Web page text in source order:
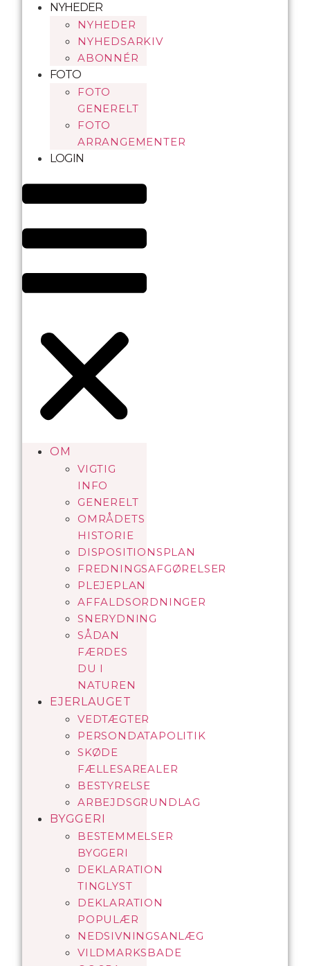
NYHEDER
NYHEDER
NYHEDSARKIV
ABONNÉR
FOTO
FOTO
GENERELT
FOTO
ARRANGEMENTER
LOGIN
OM
VIGTIG
INFO
GENERELT
OMRÅDETS
HISTORIE
DISPOSITIONSPLAN
FREDNINGSAFGØRELSER
PLEJEPLAN
AFFALDSORDNINGER
SNERYDNING
SÅDAN
FÆRDES
DU I
NATUREN
EJERLAUGET
VEDTÆGTER
PERSONDATAPOLITIK
SKØDE
FÆLLESAREALER
BESTYRELSE
ARBEJDSGRUNDLAG
BYGGERI
BESTEMMELSER
BYGGERI
DEKLARATION
TINGLYST
DEKLARATION
POPULÆR
NEDSIVNINGSANLÆG
VILDMARKSBADE